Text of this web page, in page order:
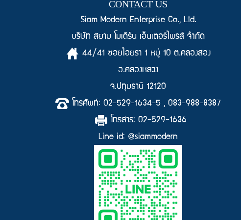
CONTACT US
Siam Modern Enterprise Co., Ltd.
บริษัท สยาม โมเดิร์น เอ็นเตอร์ไพรส์ จำกัด
44/41 ซอยไอยรา 1 หมู่ 10 ต.คลองสอง
อ.คลองหลวง
จ.ปทุมธานี 12120
โทรศัพท์: 02-529-1634-5 , 083-988-8387
โทรสาร: 02-529-1636
Line id: @siammodern